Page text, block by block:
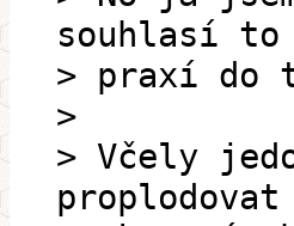
souhlasí to
> praxí do
>
> Včely